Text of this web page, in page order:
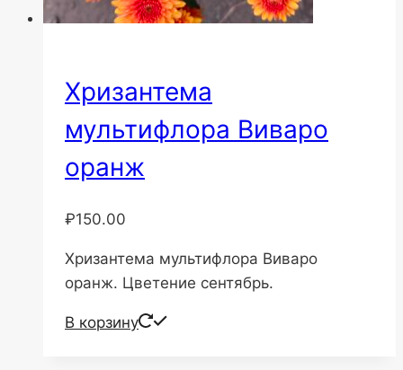
Хризантема
мультифлора Виваро
оранж
₽150.00
Хризантема мультифлора Виваро
оранж. Цветение сентябрь.
В корзину